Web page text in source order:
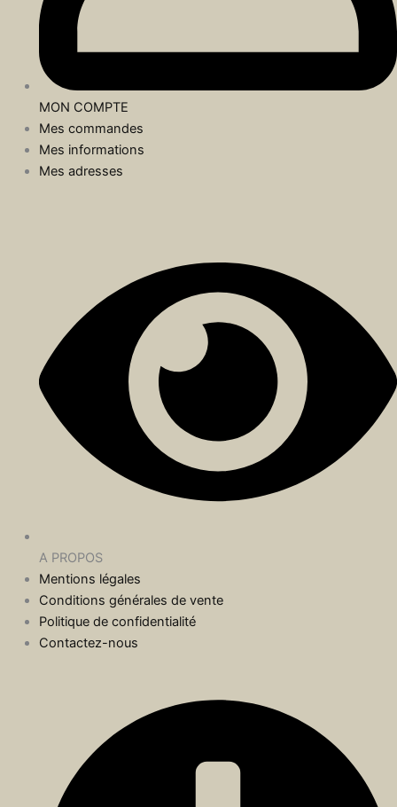
MON COMPTE
Mes commandes
Mes informations
Mes adresses
A PROPOS
Mentions légales
Conditions générales de vente
Politique de confidentialité
Contactez-nous